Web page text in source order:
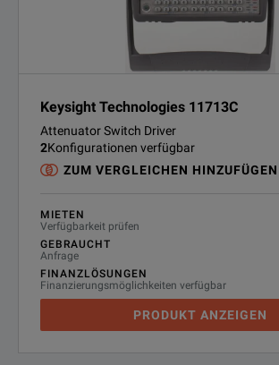
Keysight Technologies 11713C
Attenuator Switch Driver
2Konfigurationen verfügbar
ZUM VERGLEICHEN HINZUFÜGEN
MIETEN
Verfügbarkeit prüfen
GEBRAUCHT
Anfrage
FINANZLÖSUNGEN
Finanzierungsmöglichkeiten verfügbar
PRODUKT ANZEIGEN